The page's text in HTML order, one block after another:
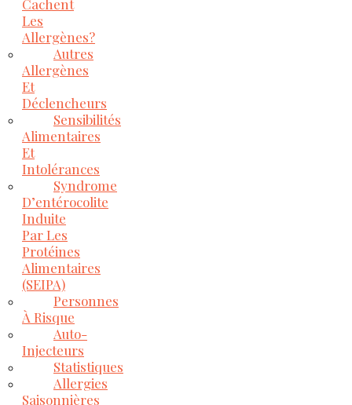
Cachent
Les
Allergènes?
Autres
Allergènes
Et
Déclencheurs
Sensibilités
Alimentaires
Et
Intolérances
Syndrome
D’entérocolite
Induite
Par Les
Protéines
Alimentaires
(SEIPA)
Personnes
À Risque
Auto-
Injecteurs
Statistiques
Allergies
Saisonnières